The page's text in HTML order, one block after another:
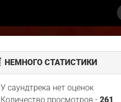
НЕМНОГО СТАТИСТИКИ
У саундтрека нет оценок
Количество просмотров -261